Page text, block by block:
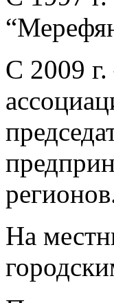
С 2009 г.
На